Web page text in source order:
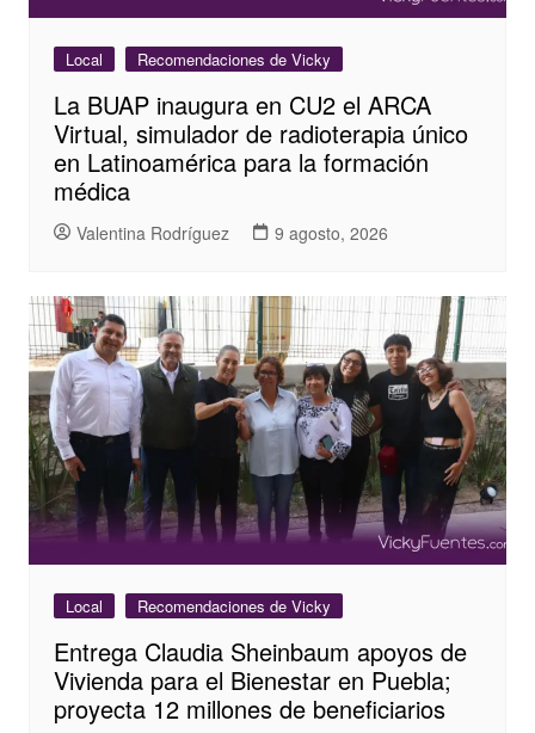
Local Recomendaciones de Vicky
La BUAP inaugura en CU2 el ARCA
Virtual, simulador de radioterapia único
en Latinoamérica para la formación
médica
Valentina Rodríguez 9 agosto, 2026
Local Recomendaciones de Vicky
Entrega Claudia Sheinbaum apoyos de
Vivienda para el Bienestar en Puebla;
proyecta 12 millones de beneficiarios